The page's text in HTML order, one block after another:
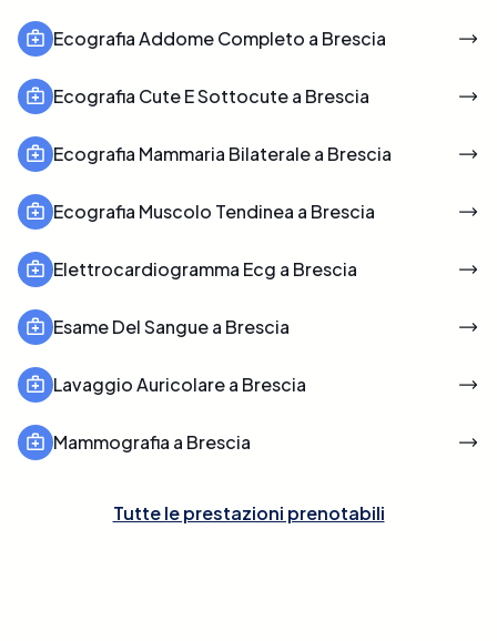
Ecografia Addome Completo a Brescia
Ecografia Cute E Sottocute a Brescia
Ecografia Mammaria Bilaterale a Brescia
Ecografia Muscolo Tendinea a Brescia
Elettrocardiogramma Ecg a Brescia
Esame Del Sangue a Brescia
Lavaggio Auricolare a Brescia
Mammografia a Brescia
Tutte le prestazioni prenotabili